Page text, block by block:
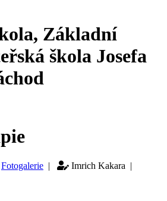
Základní
škola Josefa
Fotogalerie | Imrich Kakara |